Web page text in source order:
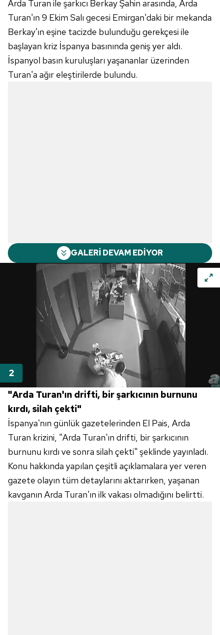
Arda Turan ile şarkıcı Berkay Şahin arasında, Arda
Turan'ın 9 Ekim Salı gecesi Emirgan'daki bir mekanda
Berkay'ın eşine tacizde bulunduğu gerekçesi ile
başlayan kriz İspanya basınında geniş yer aldı.
İspanyol basın kuruluşları yaşananlar üzerinden
Turan'a ağır eleştirilerde bulundu.
GALERİ DEVAM EDİYOR
"Arda Turan'ın drifti, bir şarkıcının burnunu
kırdı, silah çekti"
İspanya'nın günlük gazetelerinden El Pais, Arda
Turan krizini, "Arda Turan'ın drifti, bir şarkıcının
burnunu kırdı ve sonra silah çekti" şeklinde yayınladı.
Konu hakkında yapılan çeşitli açıklamalara yer veren
gazete olayın tüm detaylarını aktarırken, yaşanan
kavganın Arda Turan'ın ilk vakası olmadığını belirtti.